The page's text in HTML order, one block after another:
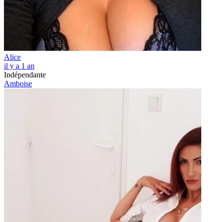
Alice
il y a 1 an
Indépendante
Amboise